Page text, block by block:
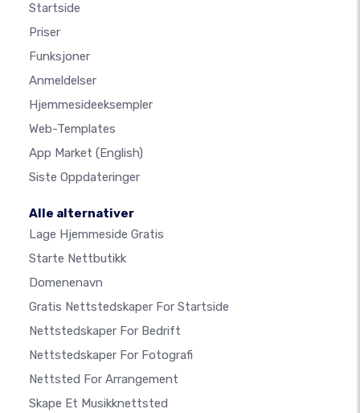
Startside
Priser
Funksjoner
Anmeldelser
Hjemmesideeksempler
Web-Templates
App Market (English)
Siste Oppdateringer
Alle alternativer
Lage Hjemmeside Gratis
Starte Nettbutikk
Domenenavn
Gratis Nettstedskaper For Startside
Nettstedskaper For Bedrift
Nettstedskaper For Fotografi
Nettsted For Arrangement
Skape Et Musikknettsted